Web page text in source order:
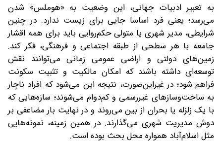
به تعبیر ادبیات جهانی، این وضعیت به «هوملس» شدن
می‌رسد؛ یعنی فرد اساسا جایی برای زیست ندارد. در چنین
شرایطی، مدیر شهری یا متولی حکم‌روایی باید برای همه اقشار
جامعه با هر سطحی از طبقه اجتماعی و فرهنگی، فکر کند.
زمین‌های دولتی و اراضی عمومی زمانی می‌توانند نقش
توسعه‌ای داشته باشند که امکان مالکیت و تثبیت سکونت
فراهم شود؛ در غیر‌این‌صورت، نتیجه این می‌شود که افراد ناچار
به ساخت‌وسازهای غیررسمی و کم‌دوام می‌شوند؛ سازه‌هایی که
با یک زلزله یا بحران از بین می‌روند و در نهایت بار مضاعفی بر
دوش مدیریت شهری می‌گذارند. در همین زمینه، نمونه‌هایی
مثل اسلام‌آباد همواره محل بحث بوده است.